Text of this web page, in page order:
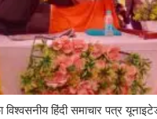
हिंदी समाचार पत्र